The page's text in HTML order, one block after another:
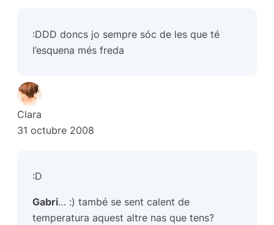
:DDD doncs jo sempre sóc de les que té
l’esquena més freda
Clara
31 octubre 2008
:D
Gabri… :) també se sent calent de
temperatura aquest altre nas que tens?